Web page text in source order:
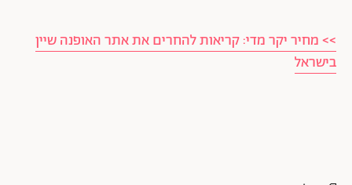
>> מחיר יקר מדי: קריאות להחרים את אתר האופנה שיין
בישראל